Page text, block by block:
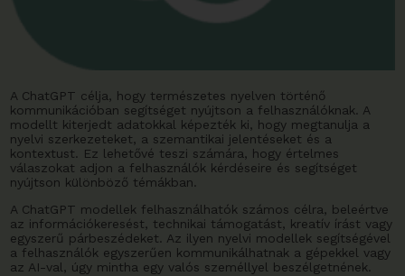
A ChatGPT célja, hogy természetes nyelven történő
kommunikációban segítséget nyújtson a felhasználóknak. A
modellt kiterjedt adatokkal képezték ki, hogy megtanulja a
nyelvi szerkezeteket, a szemantikai jelentéseket és a
kontextust. Ez lehetővé teszi számára, hogy értelmes
válaszokat adjon a felhasználók kérdéseire és segítséget
nyújtson különböző témákban.
A ChatGPT modellek felhasználhatók számos célra, beleértve
az információkeresést, technikai támogatást, kreatív írást vagy
egyszerű párbeszédeket. Az ilyen nyelvi modellek segítségével
a felhasználók egyszerűen kommunikálhatnak a gépekkel vagy
az AI-val, úgy mintha egy valós személlyel beszélgetnének.